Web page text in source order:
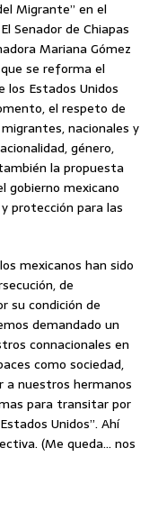
Migrante” en el
Senador de Chiapas
Mariana Gómez
se reforma el
los Estados Unidos
el respeto de
nacionales y
género,
la propuesta
gobierno mexicano
protección para las
mexicanos han sido
de
su condición de
demandado un
connacionales en
como sociedad,
a nuestros hermanos
para transitar por
Unidos”. Ahí
(Me queda… nos